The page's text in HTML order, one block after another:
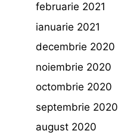
februarie 2021
ianuarie 2021
decembrie 2020
noiembrie 2020
octombrie 2020
septembrie 2020
august 2020